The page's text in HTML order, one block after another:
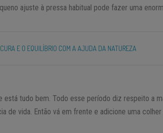
ajuste à pressa habitual pode fazer uma
E O EQUILÍBRIO COM A AJUDA DA NATUREZA
está tudo bem. Todo esse período diz respeito a
de vida. Então vá em frente e adicione uma